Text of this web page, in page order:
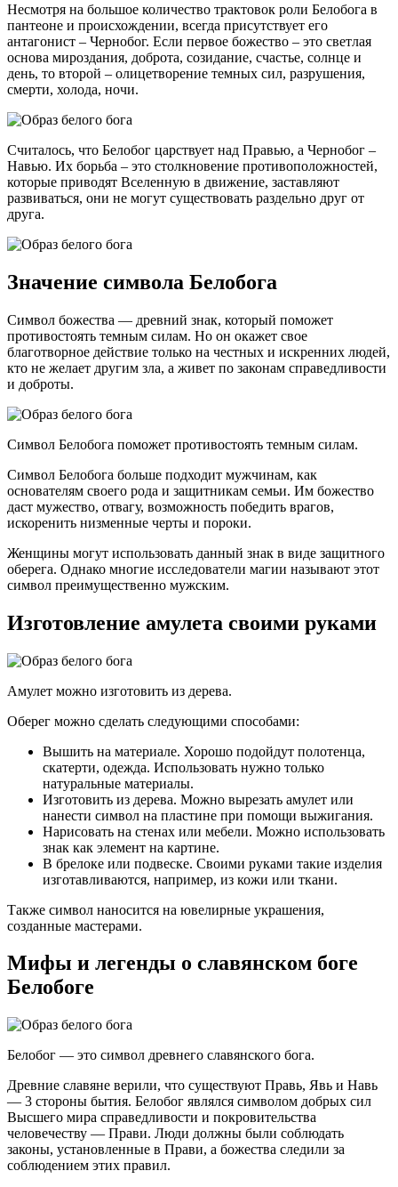
Несмотря на большое количество трактовок роли Белобога в
пантеоне и происхождении, всегда присутствует его
антагонист – Чернобог. Если первое божество – это светлая
основа мироздания, доброта, созидание, счастье, солнце и
день, то второй – олицетворение темных сил, разрушения,
смерти, холода, ночи.
Считалось, что Белобог царствует над Правью, а Чернобог –
Навью. Их борьба – это столкновение противоположностей,
которые приводят Вселенную в движение, заставляют
развиваться, они не могут существовать раздельно друг от
друга.
Значение символа Белобога
Символ божества — древний знак, который поможет
противостоять темным силам. Но он окажет свое
благотворное действие только на честных и искренних людей,
кто не желает другим зла, а живет по законам справедливости
и доброты.
Символ Белобога поможет противостоять темным силам.
Символ Белобога больше подходит мужчинам, как
основателям своего рода и защитникам семьи. Им божество
даст мужество, отвагу, возможность победить врагов,
искоренить низменные черты и пороки.
Женщины могут использовать данный знак в виде защитного
оберега. Однако многие исследователи магии называют этот
символ преимущественно мужским.
Изготовление амулета своими руками
Амулет можно изготовить из дерева.
Оберег можно сделать следующими способами:
Вышить на материале. Хорошо подойдут полотенца,
скатерти, одежда. Использовать нужно только
натуральные материалы.
Изготовить из дерева. Можно вырезать амулет или
нанести символ на пластине при помощи выжигания.
Нарисовать на стенах или мебели. Можно использовать
знак как элемент на картине.
В брелоке или подвеске. Своими руками такие изделия
изготавливаются, например, из кожи или ткани.
Также символ наносится на ювелирные украшения,
созданные мастерами.
Мифы и легенды о славянском боге
Белобоге
Белобог — это символ древнего славянского бога.
Древние славяне верили, что существуют Правь, Явь и Навь
— 3 стороны бытия. Белобог являлся символом добрых сил
Высшего мира справедливости и покровительства
человечеству — Прави. Люди должны были соблюдать
законы, установленные в Прави, а божества следили за
соблюдением этих правил.